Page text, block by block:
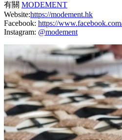
有關 MODEMENT
Website:https://modement.hk
Facebook: https://
Instagram: @modement